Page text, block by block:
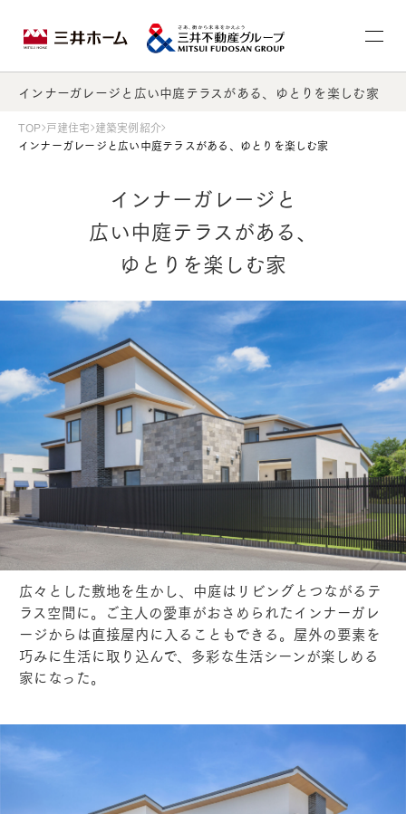
インナーガレージと広い中庭テラスがある、ゆとりを楽しむ家
TOP 戸建住宅 建築実例紹介
インナーガレージと広い中庭テラスがある、ゆとりを楽しむ家
インナーガレージと
広い中庭テラスがある、
ゆとりを楽しむ家
広々とした敷地を生かし、中庭はリビングとつながるテ
ラス空間に。ご主人の愛車がおさめられたインナーガレ
ージからは直接屋内に入ることもできる。屋外の要素を
巧みに生活に取り込んで、多彩な生活シーンが楽しめる
家になった。